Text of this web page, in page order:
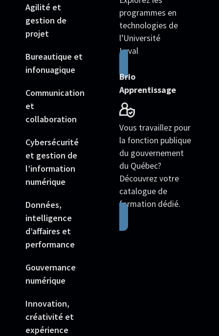
Agilité et
gestion de
projet
Bureautique et
infonuagique
Communication
et
collaboration
Cybersécurité
et gestion de
l’information
numérique
Données,
intelligence
d’affaires et
performance
Gouvernance
numérique
Innovation,
créativité et
expérience
programmes en
technologies de
l’Université
Laval
Brio
Apprentissage
Vous travaillez pour
la fonction publique
du gouvernement
du Québec?
Découvrez votre
catalogue de
formation dédié.